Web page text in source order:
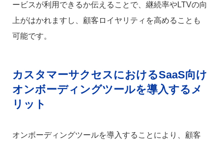
ービスが利用できるか伝えることで、継続率やLTVの向
上がはかれますし、顧客ロイヤリティを高めることも
可能です。
カスタマーサクセスにおけるSaaS向け
オンボーディングツールを導入するメ
リット
オンボーディングツールを導入することにより、顧客